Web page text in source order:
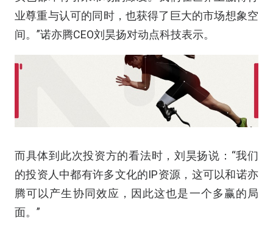
业尊重与认可的同时，也获得了巨大的市场想象空
间。”诺亦腾CEO刘昊扬对动点科技表示。
而具体到此次投资方的看法时，刘昊扬说：“我们
的投资人中都有许多文化的IP资源，这可以和诺亦
腾可以产生协同效应，因此这也是一个多赢的局
面。”